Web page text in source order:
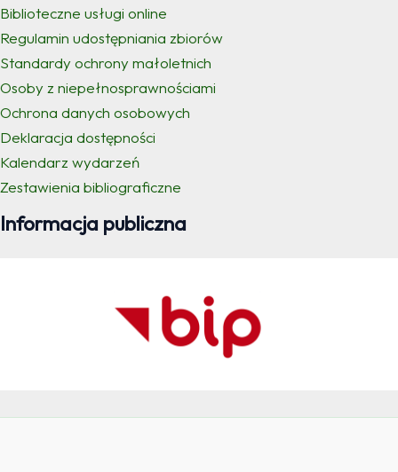
Biblioteczne usługi online
Regulamin udostępniania zbiorów
Standardy ochrony małoletnich
Osoby z niepełnosprawnościami
Ochrona danych osobowych
Deklaracja dostępności
Kalendarz wydarzeń
Zestawienia bibliograficzne
Informacja publiczna